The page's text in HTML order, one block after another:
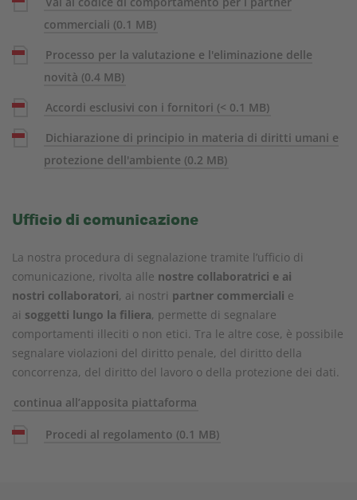
commerciali (0.1 MB)
Processo per la valutazione e l'eliminazione delle
novità (0.4 MB)
Accordi esclusivi con i fornitori (< 0.1 MB)
Dichiarazione di principio in materia di diritti umani e
protezione dell'ambiente (0.2 MB)
Ufficio di comunicazione
La nostra procedura di segnalazione tramite l’ufficio di
comunicazione, rivolta alle nostre collaboratrici e ai
nostri collaboratori, ai nostri partner commerciali e
ai soggetti lungo la filiera, permette di segnalare
comportamenti illeciti o non etici. Tra le altre cose, è possibile
segnalare violazioni del diritto penale, del diritto della
concorrenza, del diritto del lavoro o della protezione dei dati.
continua all’apposita piattaforma
Procedi al regolamento (0.1 MB)